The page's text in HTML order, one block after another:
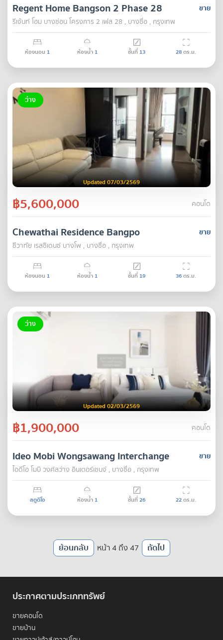
ขาย
Regent Home Bangson 2 Phase 28
รีเจ้นท์ โฮม บางซ่อน โครงการ 2 เฟส 28 , บางซื่อ , กรุงเทพ
ห้องนอน 1 ห้องน้ำ 1 ชั้นที่ 13 28ตร.ม.
ว่าง
Updated 07/03/2569
฿5,600,000 คอนโด
ขาย
Chewathai Residence Bangpo
ชีวาทัย เรสซิเดนซ์ บางโพ , บางซื่อ , กรุงเทพ
ห้องนอน 1 ห้องน้ำ 1 ชั้นที่ 19 36ตร.ม.
ว่าง
Updated 02/03/2569
฿1,900,000 คอนโด
ขาย
Ideo Mobi Wongsawang Interchange
ไอดีโอ โมบิ วงศ์สว่าง อินเตอร์เชนจ์ , บางซื่อ , กรุงเทพ
สตูดิโอ ห้องน้ำ 1 ชั้นที่26 22ตร.ม.
ย้อนกลับ หน้า 4 ถึง 47 ถัดไป
ประกาศตามประเภททรัพย์
ขายคอนโด
ขายบ้าน